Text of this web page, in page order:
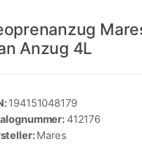
Anzug 4L
194151048179
412176
Mares